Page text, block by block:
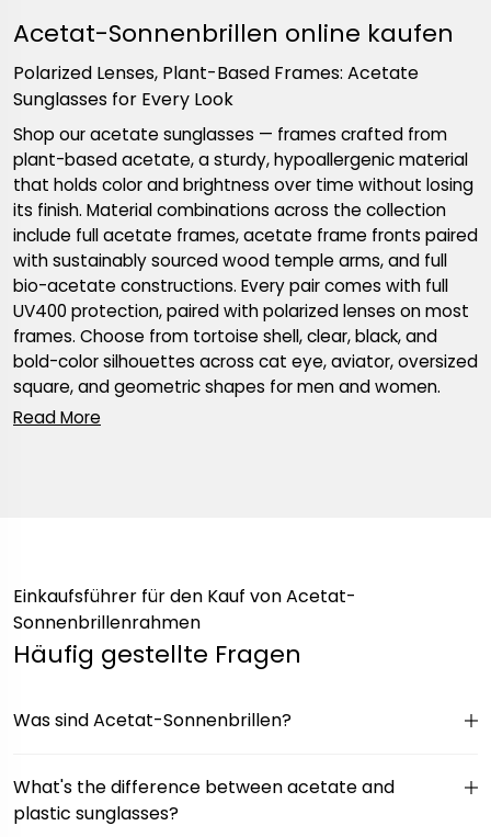
Acetat-Sonnenbrillen online kaufen
Polarized Lenses, Plant-Based Frames: Acetate
Sunglasses for Every Look
Shop our acetate sunglasses — frames crafted from
plant-based acetate, a sturdy, hypoallergenic material
that holds color and brightness over time without losing
its finish. Material combinations across the collection
include full acetate frames, acetate frame fronts paired
with sustainably sourced wood temple arms, and full
bio-acetate constructions. Every pair comes with full
UV400 protection, paired with polarized lenses on most
frames. Choose from tortoise shell, clear, black, and
bold-color silhouettes across cat eye, aviator, oversized
square, and geometric shapes for men and women.
Einkaufsführer für den Kauf von Acetat-
Sonnenbrillenrahmen
Häufig gestellte Fragen
Was sind Acetat-Sonnenbrillen?
What's the difference between acetate and
plastic sunglasses?